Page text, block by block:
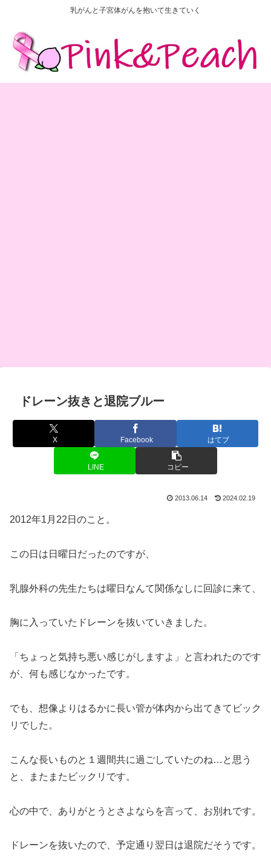
乳がんと子宮体がんを抱いて生きていく
ドレーン抜きと退院ブルー
X Facebook はてブ
LINE コピー
2013.06.14 2024.02.19
2012年1月22日のこと。
この日は日曜日だったのですが、
乳腺外科の先生たちは曜日なんて関係なしに回診に来て、
胸に入っていたドレーンを抜いていきました。
「ちょっと気持ち悪い感じがしますよ」と言われたのです
が、何も感じなかったです。
でも、想像よりはるかに長い管が体内から出てきてビック
リでした。
こんな長いものと１週間共に過ごしていたのね…と思う
と、またまたビックリです。
心の中で、ありがとうとさよならを言って、お別れです。
ドレーンを抜いたので、予定通り翌日は退院だそうです。